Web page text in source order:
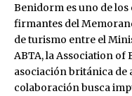
Benidorm es uno de
firmantes del
de turismo entre el
ABTA, la Association
asociación británica de
colaboración busca